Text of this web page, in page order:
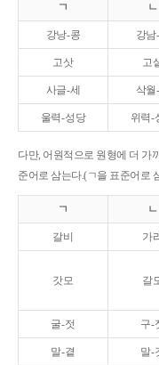
ㄱ ㄴ
강낭-콩 강남
고삿 고
사글-세 삭월
울력-성당 위력-
다만, 어원적으로 원형에 더 가
준어로 삼는다.(ㄱ을 표준어로
ㄱ ㄴ
갈비 가리
갓모 갈
굴-젓 구-
말-곁 말-